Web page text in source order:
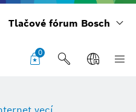
Tlačové fórum Bosch
0